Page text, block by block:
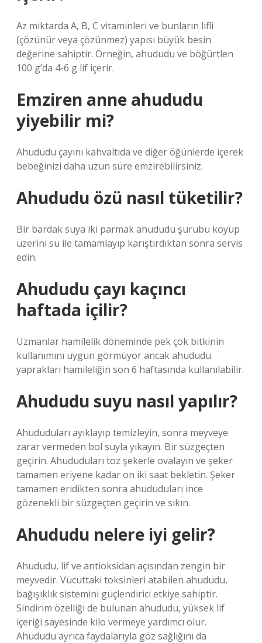
Az miktarda A, B, C vitaminleri ve bunların lifli
(çözünür veya çözünmez) yapısı büyük besin
değerine sahiptir. Örneğin, ahududu ve böğürtlen
100 g’da 4-6 g lif içerir.
Emziren anne ahududu
yiyebilir mi?
Ahududu çayını kahvaltıda ve diğer öğünlerde içerek
bebeğinizi daha uzun süre emzirebilirsiniz.
Ahududu özü nasıl tüketilir?
Bir bardak suya iki parmak ahududu şurubu koyup
üzerini su ile tamamlayıp karıştırdıktan sonra servis
edin.
Ahududu çayı kaçıncı
haftada içilir?
Uzmanlar hamilelik döneminde pek çok bitkinin
kullanımını uygun görmüyor ancak ahududu
yaprakları hamileliğin son 6 haftasında kullanılabilir.
Ahududu suyu nasıl yapılır?
Ahududuları ayıklayıp temizleyin, sonra meyveye
zarar vermeden bol suyla yıkayın. Bir süzgeçten
geçirin. Ahududuları toz şekerle ovalayın ve şeker
tamamen eriyene kadar on iki saat bekletin. Şeker
tamamen eridikten sonra ahududuları ince
gözenekli bir süzgeçten geçirin ve sıkın.
Ahududu nelere iyi gelir?
Ahududu, lif ve antioksidan açısından zengin bir
meyvedir. Vücuttaki toksinleri atabilen ahududu,
bağışıklık sistemini güçlendirici etkiye sahiptir.
Sindirim özelliği de bulunan ahududu, yüksek lif
içeriği sayesinde kilo vermeye yardımcı olur.
Ahududu ayrıca faydalarıyla göz sağlığını da